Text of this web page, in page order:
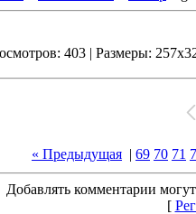
403 | Размеры:
« Предыдущая | 69 70 71
Добавлять комментарии
[